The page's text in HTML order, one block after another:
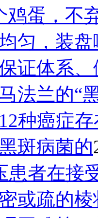
鸡蛋，不
匀，装盘
证体系、
法兰的“
种癌症存
斑病菌的
患者在接
或疏的棱